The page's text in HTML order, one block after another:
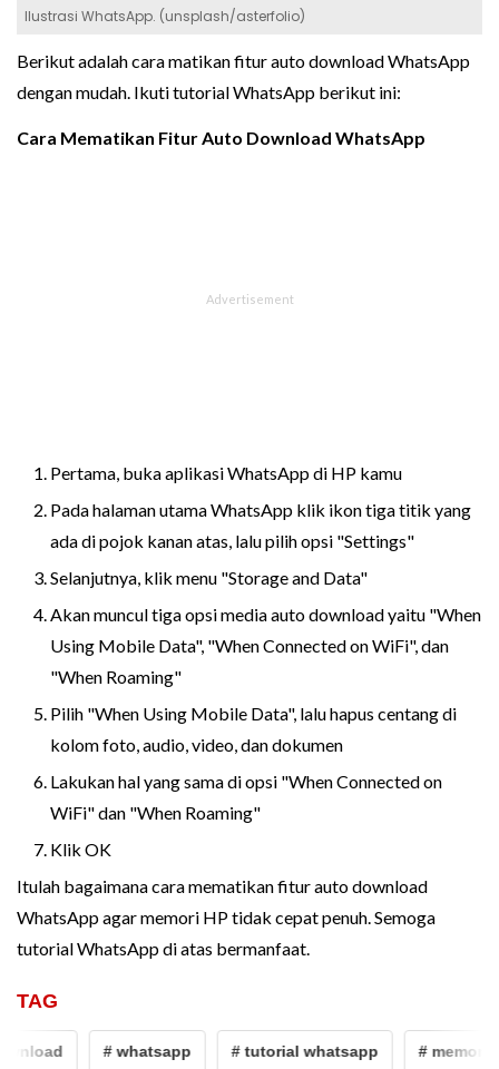
Ilustrasi WhatsApp. (unsplash/asterfolio)
Berikut adalah cara matikan fitur auto download WhatsApp
dengan mudah. Ikuti tutorial WhatsApp berikut ini:
Cara Mematikan Fitur Auto Download WhatsApp
Pertama, buka aplikasi WhatsApp di HP kamu
Pada halaman utama WhatsApp klik ikon tiga titik yang
ada di pojok kanan atas, lalu pilih opsi "Settings"
Selanjutnya, klik menu "Storage and Data"
Akan muncul tiga opsi media auto download yaitu "When
Using Mobile Data", "When Connected on WiFi", dan
"When Roaming"
Pilih "When Using Mobile Data", lalu hapus centang di
kolom foto, audio, video, dan dokumen
Lakukan hal yang sama di opsi "When Connected on
WiFi" dan "When Roaming"
Klik OK
Itulah bagaimana cara mematikan fitur auto download
WhatsApp agar memori HP tidak cepat penuh. Semoga
tutorial WhatsApp di atas bermanfaat.
TAG
# whatsapp # tutorial whatsapp # memori hp